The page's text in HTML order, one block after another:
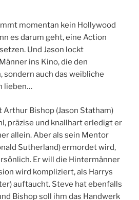
momentan kein Hollywood
es darum geht, eine Action
Und Jason lockt
ins Kino, die den
sondern auch das weibliche
lieben…
Bishop (Jason Statham)
präzise und knallhart erledigt er
allein. Aber als sein Mentor
Sutherland) ermordet wird,
Er will die Hintermänner
wird kompliziert, als Harrys
auftaucht. Steve hat ebenfalls
Bishop soll ihm das Handwerk